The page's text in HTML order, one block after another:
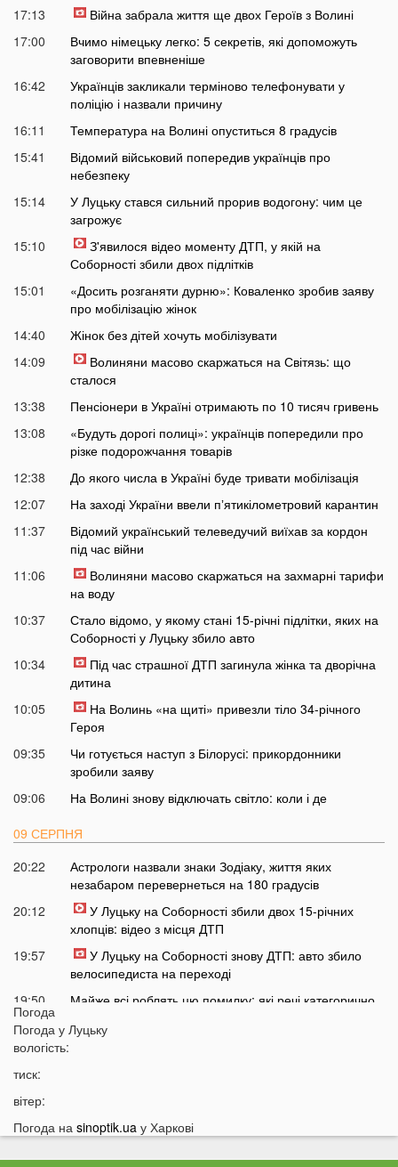
17:13
Війна забрала життя ще двох Героїв з Волині
17:00
Вчимо німецьку легко: 5 секретів, які допоможуть
заговорити впевненіше
16:42
Українців закликали терміново телефонувати у
поліцію і назвали причину
16:11
Температура на Волині опуститься 8 градусів
15:41
Відомий військовий попередив українців про
небезпеку
15:14
У Луцьку стався сильний прорив водогону: чим це
загрожує
15:10
З'явилося відео моменту ДТП, у якій на
Соборності збили двох підлітків
15:01
«Досить розганяти дурню»: Коваленко зробив заяву
про мобілізацію жінок
14:40
Жінок без дітей хочуть мобілізувати
14:09
Волиняни масово скаржаться на Світязь: що
сталося
13:38
Пенсіонери в Україні отримають по 10 тисяч гривень
13:08
«Будуть дорогі полиці»: українців попередили про
різке подорожчання товарів
12:38
До якого числа в Україні буде тривати мобілізація
12:07
На заході України ввели пʼятикілометровий карантин
11:37
Відомий український телеведучий виїхав за кордон
під час війни
11:06
Волиняни масово скаржаться на захмарні тарифи
на воду
10:37
Стало відомо, у якому стані 15-річні підлітки, яких на
Соборності у Луцьку збило авто
10:34
Під час страшної ДТП загинула жінка та дворічна
дитина
10:05
На Волинь «на щиті» привезли тіло 34-річного
Героя
09:35
Чи готується наступ з Білорусі: прикордонники
зробили заяву
09:06
На Волині знову відключать світло: коли і де
09 СЕРПНЯ
20:22
Астрологи назвали знаки Зодіаку, життя яких
незабаром перевернеться на 180 градусів
20:12
У Луцьку на Соборності збили двох 15-річних
хлопців: відео з місця ДТП
19:57
У Луцьку на Соборності знову ДТП: авто збило
велосипедиста на переході
19:50
Майже всі роблять цю помилку: які речі категорично
19:21
18:43
перевірте свої гаманці
17:42
Українцям можуть знизити зарплату без
Погода
Погода у Луцьку
вологість:
тиск:
вітер:
Погода на sinoptik.ua у Харкові